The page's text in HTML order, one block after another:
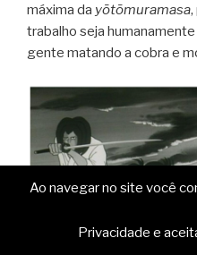
máxima da yōtōmuramasa,
trabalho seja
gente matando a cobra e
Ao navegar no site você
Privacidade e